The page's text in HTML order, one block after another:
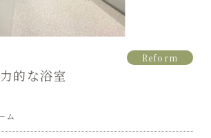
Reform
的な浴室
ム